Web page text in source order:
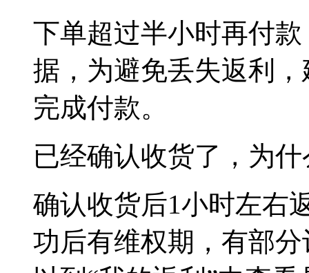
下单超过半小时再付
据，为避免丢失返利
完成付款。
已经确认收货了，为
确认收货后1小时左右
功后有维权期，有部